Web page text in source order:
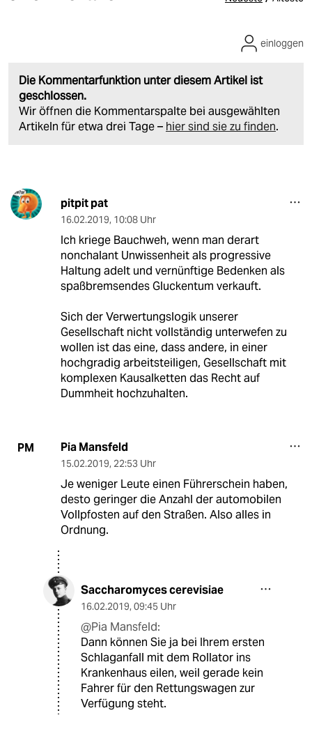
Die Kommentarfunktion unter diesem Artikel ist
geschlossen.
Wir öffnen die Kommentarspalte bei ausgewählten
Artikeln für etwa drei Tage – hier sind sie zu finden.
einloggen
pitpit pat
16.02.2019, 10:08 Uhr
Ich kriege Bauchweh, wenn man derart
nonchalant Unwissenheit als progressive
Haltung adelt und vernünftige Bedenken als
spaßbremsendes Gluckentum verkauft.
Sich der Verwertungslogik unserer
Gesellschaft nicht vollständig unterwefen zu
wollen ist das eine, dass andere, in einer
hochgradig arbeitsteiligen, Gesellschaft mit
komplexen Kausalketten das Recht auf
Dummheit hochzuhalten.
PM Pia Mansfeld
15.02.2019, 22:53 Uhr
Je weniger Leute einen Führerschein haben,
desto geringer die Anzahl der automobilen
Vollpfosten auf den Straßen. Also alles in
Ordnung.
Saccharomyces cerevisiae
16.02.2019, 09:45 Uhr
@Pia Mansfeld:
Dann können Sie ja bei Ihrem ersten
Schlaganfall mit dem Rollator ins
Krankenhaus eilen, weil gerade kein
Fahrer für den Rettungswagen zur
Verfügung steht.